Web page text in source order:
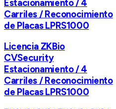
Estacionamiento / 4
Carriles / Reconocimiento
de Placas LPRS1000
Licencia ZKBio
CVSecurity
Estacionamiento / 4
Carriles / Reconocimiento
de Placas LPRS1000